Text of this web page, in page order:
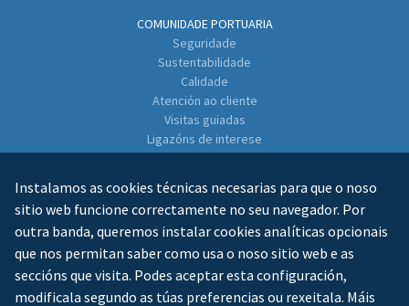
Instalamos as cookies técnicas necesarias para que o noso
sitio web funcione correctamente no seu navegador. Por
outra banda, queremos instalar cookies analíticas opcionais
que nos permitan saber como usa o noso sitio web e as
seccións que visita. Podes aceptar esta configuración,
modificala segundo as túas preferencias ou rexeitala. Máis
COMUNIDADE PORTUARIA
Seguridade
Sustentabilidade
Calidade
Atención ao cliente
Visitas guiadas
Ligazóns de interese
Directorio de empresas
CONTACTO